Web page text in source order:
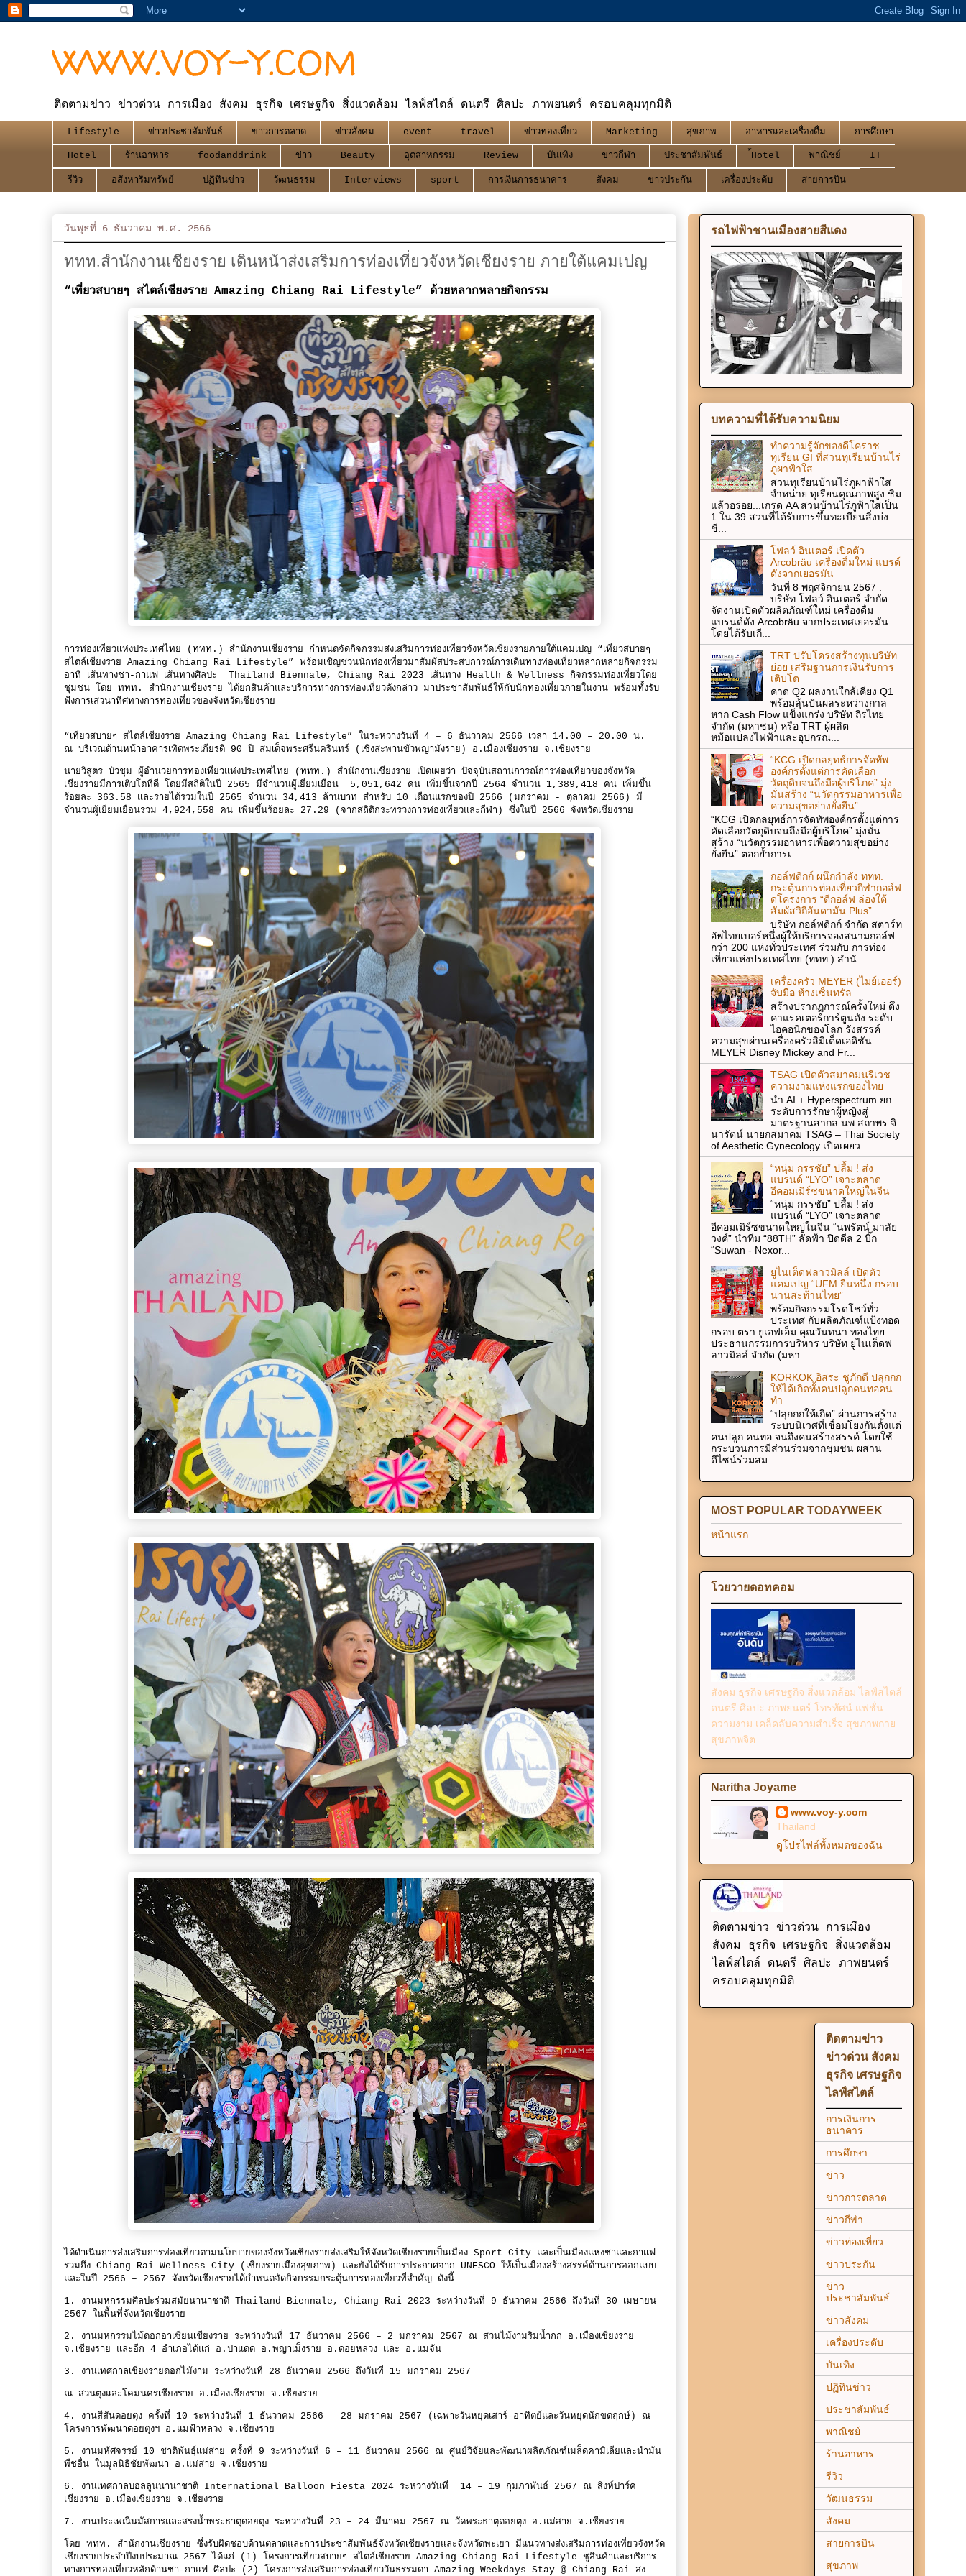
WWW.VOY-Y.COM
ติดตามข่าว ข่าวด่วน การเมือง สังคม ธุรกิจ เศรษฐกิจ สิ่งแวดล้อม ไลฟ์สไตล์ ดนตรี ศิลปะ ภาพยนตร์ ครอบคลุมทุกมิติ
Lifestyle ข่าวประชาสัมพันธ์ ข่าวการตลาด ข่าวสังคม event travel ข่าวท่องเที่ยว Marketing สุขภาพ อาหารและเครื่องดื่ม การศึกษา
Hotel ร้านอาหาร foodanddrink ข่าว Beauty อุตสาหกรรม Review บันเทิง ข่าวกีฬา ประชาสัมพันธ์ ้Hotel พาณิชย์ IT
รีวิว อสังหาริมทรัพย์ ปฏิทินข่าว วัฒนธรรม Interviews sport การเงินการธนาคาร สังคม ข่าวประกัน เครื่องประดับ สายการบิน
วันพุธที่ 6 ธันวาคม พ.ศ. 2566
ททท.สำนักงานเชียงราย เดินหน้าส่งเสริมการท่องเที่ยวจังหวัดเชียงราย ภายใต้แคมเปญ
“เที่ยวสบายๆ สไตล์เชียงราย Amazing Chiang Rai Lifestyle” ด้วยหลากหลายกิจกรรม
การท่องเที่ยวแห่งประเทศไทย (ททท.) สำนักงานเชียงราย กำหนดจัดกิจกรรมส่งเสริมการท่องเที่ยวจังหวัดเชียงรายภายใต้แคมเปญ “เที่ยวสบายๆ
สไตล์เชียงราย Amazing Chiang Rai Lifestyle” พร้อมเชิญชวนนักท่องเที่ยวมาสัมผัสประสบการณ์การเดินทางท่องเที่ยวหลากหลายกิจกรรม
อาทิ เส้นทางชา-กาแฟ เส้นทางศิลปะ Thailand Biennale, Chiang Rai 2023 เส้นทาง Health & Wellness กิจกรรมท่องเที่ยวโดย
ชุมชน โดย ททท. สำนักงานเชียงราย ได้ยกสินค้าและบริการทางการท่องเที่ยวดังกล่าว มาประชาสัมพันธ์ให้กับนักท่องเที่ยวภายในงาน พร้อมทั้งรับ
ฟังการเสวนาทิศทางการท่องเที่ยวของจังหวัดเชียงราย
“เที่ยวสบายๆ สไตล์เชียงราย Amazing Chiang Rai Lifestyle” ในระหว่างวันที่ 4 – 6 ธันวาคม 2566 เวลา 14.00 – 20.00 น.
ณ บริเวณด้านหน้าอาคารเทิดพระเกียรติ 90 ปี สมเด็จพระศรีนครินทร์ (เชิงสะพานขัวพญามังราย) อ.เมืองเชียงราย จ.เชียงราย
นายวิสูตร บัวชุม ผู้อำนวยการท่องเที่ยวแห่งประเทศไทย (ททท.) สำนักงานเชียงราย เปิดเผยว่า ปัจจุบันสถานการณ์การท่องเที่ยวของจังหวัด
เชียงรายมีการเติบโตที่ดี โดยมีสถิติในปี 2565 มีจำนวนผู้เยี่ยมเยือน 5,051,642 คน เพิ่มขึ้นจากปี 2564 จำนวน 1,389,418 คน เพิ่มขึ้น
ร้อยละ 363.58 และรายได้รวมในปี 2565 จำนวน 34,413 ล้านบาท สำหรับ 10 เดือนแรกของปี 2566 (มกราคม - ตุลาคม 2566) มี
จำนวนผู้เยี่ยมเยือนรวม 4,924,558 คน เพิ่มขึ้นร้อยละ 27.29 (จากสถิติกระทรวงการท่องเที่ยวและกีฬา) ซึ่งในปี 2566 จังหวัดเชียงราย
ได้ดำเนินการส่งเสริมการท่องเที่ยวตามนโยบายของจังหวัดเชียงรายส่งเสริมให้จังหวัดเชียงรายเป็นเมือง Sport City และเป็นเมืองแห่งชาและกาแฟ
รวมถึง Chiang Rai Wellness City (เชียงรายเมืองสุขภาพ) และยังได้รับการประกาศจาก UNESCO ให้เป็นเมืองสร้างสรรค์ด้านการออกแบบ
และในปี 2566 – 2567 จังหวัดเชียงรายได้กำหนดจัดกิจกรรมกระตุ้นการท่องเที่ยวที่สำคัญ ดังนี้
1. งานมหกรรมศิลปะร่วมสมัยนานาชาติ Thailand Biennale, Chiang Rai 2023 ระหว่างวันที่ 9 ธันวาคม 2566 ถึงวันที่ 30 เมษายน
2567 ในพื้นที่จังหวัดเชียงราย
2. งานมหกรรมไม้ดอกอาเซียนเชียงราย ระหว่างวันที่ 17 ธันวาคม 2566 – 2 มกราคม 2567 ณ สวนไม้งามริมน้ำกก อ.เมืองเชียงราย
จ.เชียงราย และอีก 4 อำเภอได้แก่ อ.ป่าแดด อ.พญาเม็งราย อ.ดอยหลวง และ อ.แม่จัน
3. งานเทศกาลเชียงรายดอกไม้งาม ระหว่างวันที่ 28 ธันวาคม 2566 ถึงวันที่ 15 มกราคม 2567
ณ สวนตุงและโคมนครเชียงราย อ.เมืองเชียงราย จ.เชียงราย
4. งานสีสันดอยตุง ครั้งที่ 10 ระหว่างวันที่ 1 ธันวาคม 2566 – 28 มกราคม 2567 (เฉพาะวันหยุดเสาร์-อาทิตย์และวันหยุดนักขตฤกษ์) ณ
โครงการพัฒนาดอยตุงฯ อ.แม่ฟ้าหลวง จ.เชียงราย
5. งานมหัศจรรย์ 10 ชาติพันธุ์แม่สาย ครั้งที่ 9 ระหว่างวันที่ 6 – 11 ธันวาคม 2566 ณ ศูนย์วิจัยและพัฒนาผลิตภัณฑ์เมล็ดคามิเลียและนำมัน
พืชอื่น ในมูลนิธิชัยพัฒนา อ.แม่สาย จ.เชียงราย
6. งานเทศกาลบอลลูนนานาชาติ International Balloon Fiesta 2024 ระหว่างวันที่ 14 – 19 กุมภาพันธ์ 2567 ณ สิงห์ปาร์ค
เชียงราย อ.เมืองเชียงราย จ.เชียงราย
7. งานประเพณีนมัสการและสรงน้ำพระธาตุดอยตุง ระหว่างวันที่ 23 – 24 มีนาคม 2567 ณ วัดพระธาตุดอยตุง อ.แม่สาย จ.เชียงราย
โดย ททท. สำนักงานเชียงราย ซึ่งรับผิดชอบด้านตลาดและการประชาสัมพันธ์จังหวัดเชียงรายและจังหวัดพะเยา มีแนวทางส่งเสริมการท่องเที่ยวจังหวัด
เชียงรายประจำปีงบประมาณ 2567 ได้แก่ (1) โครงการเที่ยวสบายๆ สไตล์เชียงราย Amazing Chiang Rai Lifestyle ชูสินค้าและบริการ
ทางการท่องเที่ยวหลักด้านชา-กาแฟ ศิลปะ (2) โครงการส่งเสริมการท่องเที่ยววันธรรมดา Amazing Weekdays Stay @ Chiang Rai ส่ง
รถไฟฟ้าชานเมืองสายสีแดง
บทความที่ได้รับความนิยม
ทำความรู้จักของดีโคราช
ทุเรียน GI ที่สวนทุเรียนบ้านไร่
ภูผาฟ้าใส
สวนทุเรียนบ้านไร่ภูผาฟ้าใส
จำหน่าย ทุเรียนคุณภาพสูง ชิม
แล้วอร่อย...เกรด AA สวนบ้านไร่ภูฟ้าใสเป็น
1 ใน 39 สวนที่ได้รับการขึ้นทะเบียนสิ่งบ่ง
ชี...
โฟลว์ อินเตอร์ เปิดตัว
Arcobräu เครื่องดื่มใหม่ แบรด์
ดังจากเยอรมัน
วันที่ 8 พฤศจิกายน 2567 :
บริษัท โฟลว์ อินเตอร์ จำกัด
จัดงานเปิดตัวผลิตภัณฑ์ใหม่ เครื่องดื่ม
แบรนด์ดัง Arcobräu จากประเทศเยอรมัน
โดยได้รับเกี...
TRT ปรับโครงสร้างทุนบริษัท
ย่อย เสริมฐานการเงินรับการ
เติบโต
คาด Q2 ผลงานใกล้เคียง Q1
พร้อมลุ้นปันผลระหว่างกาล
หาก Cash Flow แข็งแกร่ง บริษัท ถิรไทย
จำกัด (มหาชน) หรือ TRT ผู้ผลิต
หม้อแปลงไฟฟ้าและอุปกรณ...
“KCG เปิดกลยุทธ์การจัดทัพ
องค์กรตั้งแต่การคัดเลือก
วัตถุดิบจนถึงมือผู้บริโภค” มุ่ง
มั่นสร้าง “นวัตกรรมอาหารเพื่อ
ความสุขอย่างยั่งยืน”
“KCG เปิดกลยุทธ์การจัดทัพองค์กรตั้งแต่การ
คัดเลือกวัตถุดิบจนถึงมือผู้บริโภค” มุ่งมั่น
สร้าง “นวัตกรรมอาหารเพื่อความสุขอย่าง
ยั่งยืน” ตอกย้ำการเ...
กอล์ฟดิกก์ ผนึกกำลัง ททท.
กระตุ้นการท่องเที่ยวกีฬากอล์ฟ
ดโครงการ “ตีกอล์ฟ ล่องใต้
สัมผัสวิถีอันดามัน Plus”
บริษัท กอล์ฟดิกก์ จำกัด สตาร์ท
อัพไทยเบอร์หนึ่งผู้ให้บริการจองสนามกอล์ฟ
กว่า 200 แห่งทั่วประเทศ ร่วมกับ การท่อง
เที่ยวแห่งประเทศไทย (ททท.) สำนั...
เครื่องครัว MEYER (ไมย์เออร์)
จับมือ ห้างเซ็นทรัล
สร้างปรากฏการณ์ครั้งใหม่ ดึง
คาแรคเตอร์การ์ตูนดัง ระดับ
ไอคอนิกของโลก รังสรรค์
ความสุขผ่านเครื่องครัวลิมิเต็ดเอดิชัน
MEYER Disney Mickey and Fr...
TSAG เปิดตัวสมาคมนรีเวช
ความงามแห่งแรกของไทย
นำ AI + Hyperspectrum ยก
ระดับการรักษาผู้หญิงสู่
มาตรฐานสากล นพ.สถาพร จิ
นารัตน์ นายกสมาคม TSAG – Thai Society
of Aesthetic Gynecology เปิดเผยว...
“หนุ่ม กรรชัย” ปลื้ม ! ส่ง
แบรนด์ “LYO” เจาะตลาด
อีคอมเมิร์ซขนาดใหญ่ในจีน
“หนุ่ม กรรชัย” ปลื้ม ! ส่ง
แบรนด์ “LYO” เจาะตลาด
อีคอมเมิร์ซขนาดใหญ่ในจีน “นพรัตน์ มาลัย
วงค์” นำทีม “88TH” ลัดฟ้า ปิดดีล 2 บิ๊ก
“Suwan - Nexor...
ยูไนเต็ดฟลาวมิลล์ เปิดตัว
แคมเปญ “UFM ยืนหนึ่ง กรอบ
นานสะท้านไทย”
พร้อมกิจกรรมโรดโชว์ทั่ว
ประเทศ กับผลิตภัณฑ์แป้งทอด
กรอบ ตรา ยูเอฟเอ็ม คุณวันทนา ทองไทย
ประธานกรรมการบริหาร บริษัท ยูไนเต็ดฟ
ลาวมิลล์ จำกัด (มหา...
KORKOK อิสระ ชูภักดี ปลุกกก
ให้ได้เกิดทั้งคนปลูกคนทอคน
ทำ
“ปลุกกกให้เกิด” ผ่านการสร้าง
ระบบนิเวศที่เชื่อมโยงกันตั้งแต่
คนปลูก คนทอ จนถึงคนสร้างสรรค์ โดยใช้
กระบวนการมีส่วนร่วมจากชุมชน ผสาน
ดีไซน์ร่วมสม...
MOST POPULAR TODAYWEEK
หน้าแรก
โวยวายดอทคอม
สังคม ธุรกิจ เศรษฐกิจ สิ่งแวดล้อม ไลฟ์สไตล์
ดนตรี ศิลปะ ภาพยนตร์ โทรทัศน์ แฟชั่น
ความงาม เคล็ดลับความสำเร็จ สุขภาพกาย
สุขภาพจิต
Naritha Joyame
www.voy-y.com
Thailand
ดูโปรไฟล์ทั้งหมดของฉัน
ติดตามข่าว ข่าวด่วน การเมือง
สังคม ธุรกิจ เศรษฐกิจ สิ่งแวดล้อม
ไลฟ์สไตล์ ดนตรี ศิลปะ ภาพยนตร์
ครอบคลุมทุกมิติ
ติดตามข่าว
ข่าวด่วน สังคม
ธุรกิจ เศรษฐกิจ
ไลฟ์สไตล์
การเงินการ
ธนาคาร
การศึกษา
ข่าว
ข่าวการตลาด
ข่าวกีฬา
ข่าวท่องเที่ยว
ข่าวประกัน
ข่าว
ประชาสัมพันธ์
ข่าวสังคม
เครื่องประดับ
บันเทิง
ปฏิทินข่าว
ประชาสัมพันธ์
พาณิชย์
ร้านอาหาร
รีวิว
วัฒนธรรม
สังคม
สายการบิน
สุขภาพ